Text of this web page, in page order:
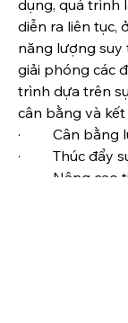
dụng, quá trình
diễn ra liên tục,
năng lượng suy
giải phóng các
trình dựa trên
cân bằng và kết
·         Cân
·         Thúc
·         Nâng